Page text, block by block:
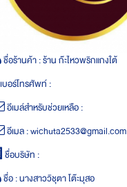
ชื่อร้านค้า :ร้าน ก๊ะไหวพริกแกงใต้
เบอร์โทรศัพท์ :
อีเมล์สำหรับช่วยเหลือ :
อีเมล :wichuta2533@gmail.com
ชื่อบริษัท :
ชื่อ :นางสาววิชุตา โต๊ะมุสอ